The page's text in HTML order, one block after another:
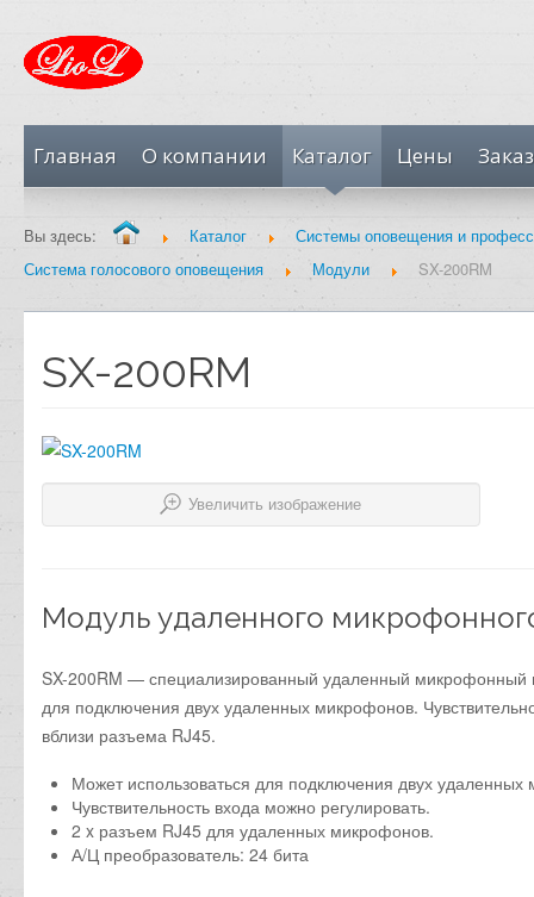
Главная О компании Каталог Цены
Вы здесь: Каталог
Системы оповещения и
Система голосового оповещения
Модули SX-200RM
SX-200RM
Увеличить изображение
Модуль удаленного
SX-200RM — специализированный удаленный микрофонный
для подключения двух удаленных микрофонов.
вблизи разъема RJ45.
Может использоваться для подключения двух
Чувствительность входа можно регулировать.
2 x разъем RJ45 для удаленных микрофонов.
А/Ц преобразователь: 24 бита